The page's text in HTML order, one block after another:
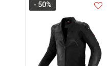
- 50%